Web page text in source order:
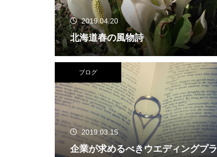
2019.04.20
北海道春の風物詩
ブログ
2019.03.15
企業が求めるべきウエディングプラ